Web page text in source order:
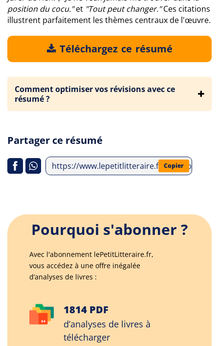
position du cocu."et "Tout peut changer."Ces citations
illustrent parfaitement les thèmes centraux de l'œuvre.
Téléchargez ce résumé
Comment optimiser vos révisions avec ce
résumé ?
Partager ce résumé
https://www.lepetitlitteraire.fr/index.php/
Copier
Pourquoi s'abonner ?
Avec l'abonnement lePetitLitteraire.fr,
vous accédez à une offre inégalée
d’analyses de livres :
1814 PDF
d’analyses de livres à
télécharger